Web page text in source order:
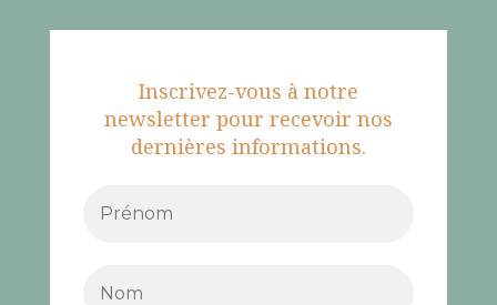
Inscrivez-vous à notre
newsletter pour recevoir nos
dernières informations.